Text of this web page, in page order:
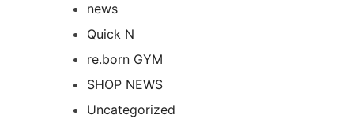
news
Quick N
re.born GYM
SHOP NEWS
Uncategorized